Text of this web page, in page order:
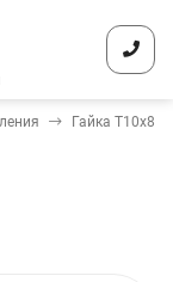
Гайка T10х8